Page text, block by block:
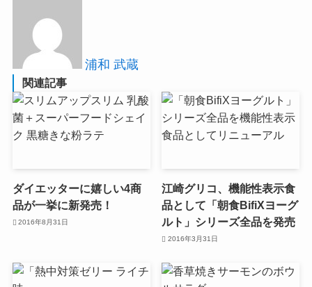
浦和 武蔵
関連記事
ダイエッターに嬉しい4商
品が一挙に新発売！
2016年8月31日
江崎グリコ、機能性表示食
品として「朝食BifiXヨーグ
ルト」シリーズ全品を発売
2016年3月31日